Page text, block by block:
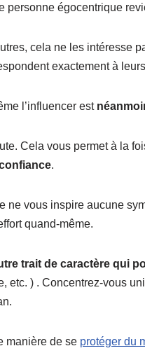
égocentrique
cela ne les intéresse
exactement à
l’influencer est
Cela vous permet à la
.
vous inspire aucune
quand-même.
trait de caractère qui
etc. ) . Concentrez-vous
manière de se protéger du